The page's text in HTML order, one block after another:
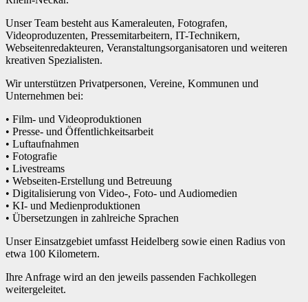
Unser Team besteht aus Kameraleuten, Fotografen,
Videoproduzenten, Pressemitarbeitern, IT-Technikern,
Webseitenredakteuren, Veranstaltungsorganisatoren und weiteren
kreativen Spezialisten.
Wir unterstützen Privatpersonen, Vereine, Kommunen und
Unternehmen bei:
• Film- und Videoproduktionen
• Presse- und Öffentlichkeitsarbeit
• Luftaufnahmen
• Fotografie
• Livestreams
• Webseiten-Erstellung und Betreuung
• Digitalisierung von Video-, Foto- und Audiomedien
• KI- und Medienproduktionen
• Übersetzungen in zahlreiche Sprachen
Unser Einsatzgebiet umfasst Heidelberg sowie einen Radius von
etwa 100 Kilometern.
Ihre Anfrage wird an den jeweils passenden Fachkollegen
weitergeleitet.